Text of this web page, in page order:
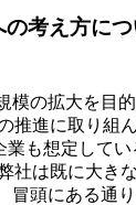
考え方につ
の拡大を目
推進に取り組
も想定して
社は既に大き
冒頭にある通